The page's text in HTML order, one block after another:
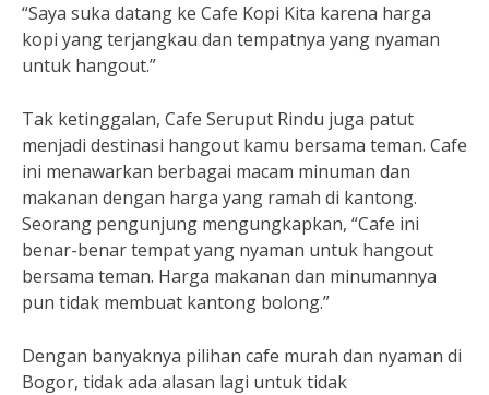
“Saya suka datang ke Cafe Kopi Kita karena harga
kopi yang terjangkau dan tempatnya yang nyaman
untuk hangout.”
Tak ketinggalan, Cafe Seruput Rindu juga patut
menjadi destinasi hangout kamu bersama teman. Cafe
ini menawarkan berbagai macam minuman dan
makanan dengan harga yang ramah di kantong.
Seorang pengunjung mengungkapkan, “Cafe ini
benar-benar tempat yang nyaman untuk hangout
bersama teman. Harga makanan dan minumannya
pun tidak membuat kantong bolong.”
Dengan banyaknya pilihan cafe murah dan nyaman di
Bogor, tidak ada alasan lagi untuk tidak